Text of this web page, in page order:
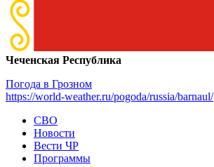
Чеченская Республика
Погода в Грозном
https://world-weather.ru/pogoda/russia/barnaul/
СВО
Новости
Вести ЧР
Программы